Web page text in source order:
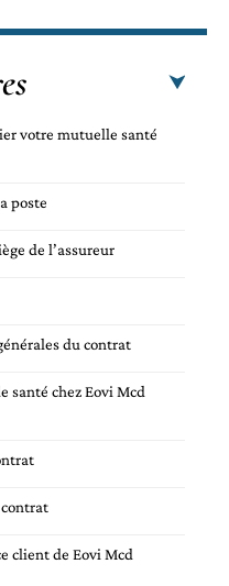
votre mutuelle santé
poste
de l’assureur
du contrat
santé chez Eovi Mcd
client de Eovi Mcd